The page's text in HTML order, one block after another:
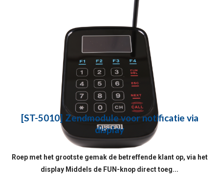
[ST-5010] Zendmodule voor notificatie via
display
Roep met het grootste gemak de betreffende klant op, via het
display Middels de FUN-knop direct toeg...